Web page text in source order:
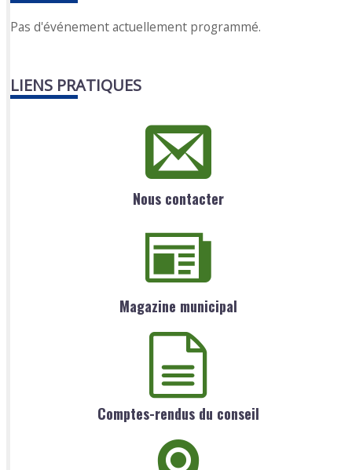
Pas d'événement actuellement programmé.
LIENS PRATIQUES
Nous contacter
Magazine municipal
Comptes-rendus du conseil